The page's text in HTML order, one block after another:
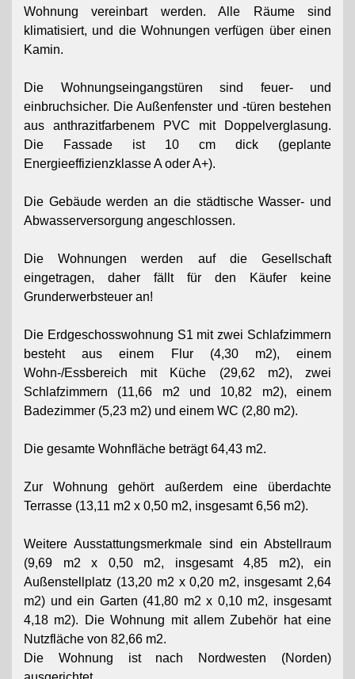
Wohnung vereinbart werden. Alle Räume sind
klimatisiert, und die Wohnungen verfügen über einen
Kamin.
Die Wohnungseingangstüren sind feuer- und
einbruchsicher. Die Außenfenster und -türen bestehen
aus anthrazitfarbenem PVC mit Doppelverglasung.
Die Fassade ist 10 cm dick (geplante
Energieeffizienzklasse A oder A+).
Die Gebäude werden an die städtische Wasser- und
Abwasserversorgung angeschlossen.
Die Wohnungen werden auf die Gesellschaft
eingetragen, daher fällt für den Käufer keine
Grunderwerbsteuer an!
Die Erdgeschosswohnung S1 mit zwei Schlafzimmern
besteht aus einem Flur (4,30 m2), einem
Wohn-/Essbereich mit Küche (29,62 m2), zwei
Schlafzimmern (11,66 m2 und 10,82 m2), einem
Badezimmer (5,23 m2) und einem WC (2,80 m2).
Die gesamte Wohnfläche beträgt 64,43 m2.
Zur Wohnung gehört außerdem eine überdachte
Terrasse (13,11 m2 x 0,50 m2, insgesamt 6,56 m2).
Weitere Ausstattungsmerkmale sind ein Abstellraum
(9,69 m2 x 0,50 m2, insgesamt 4,85 m2), ein
Außenstellplatz (13,20 m2 x 0,20 m2, insgesamt 2,64
m2) und ein Garten (41,80 m2 x 0,10 m2, insgesamt
4,18 m2). Die Wohnung mit allem Zubehör hat eine
Nutzfläche von 82,66 m2.
Die Wohnung ist nach Nordwesten (Norden)